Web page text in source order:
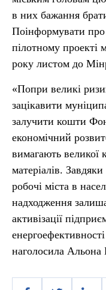
в них бажання
Поінформувати про
пілотному проекті
року листом до
«Попри великі
зацікавити
залучити кошти
економічний
вимагають великої
матеріалів.
робочі міста в
надходження
активізації
наголосила Альона